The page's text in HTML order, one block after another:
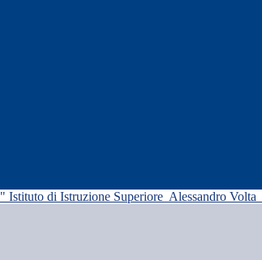
Istituto di Istruzione Superiore Alessandro Volta